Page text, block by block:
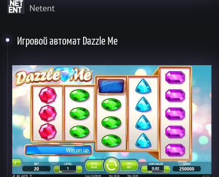
Netent
Игровой автомат Dazzle Me